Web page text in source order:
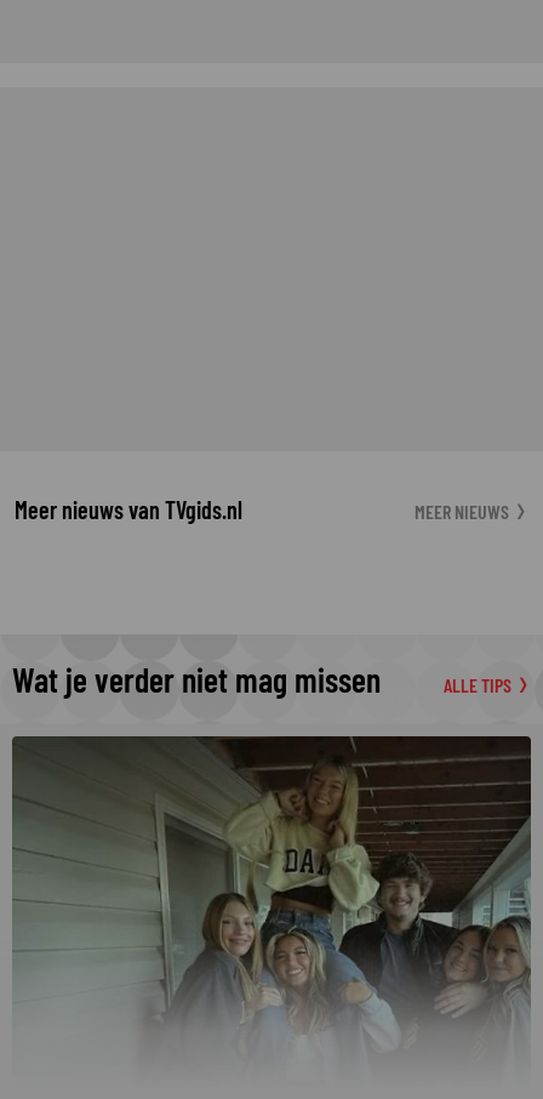
Meer nieuws van TVgids.nl MEER NIEUWS
Wat je verder niet mag missen ALLE TIPS